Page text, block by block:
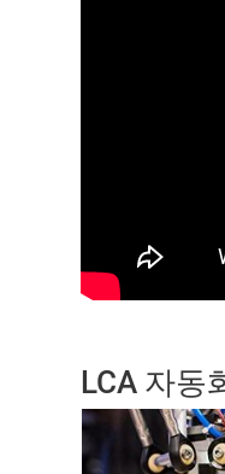
LCA 자동